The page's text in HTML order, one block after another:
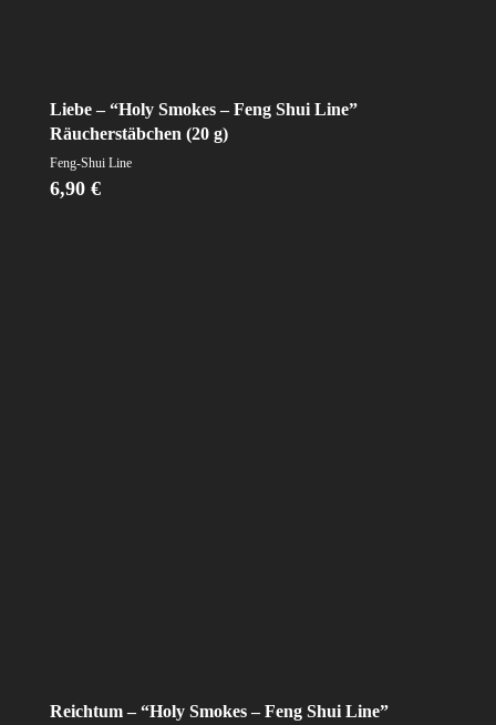
Liebe – “Holy Smokes – Feng Shui Line”
Räucherstäbchen (20 g)
Feng-Shui Line
6,90 €
Reichtum – “Holy Smokes – Feng Shui Line”